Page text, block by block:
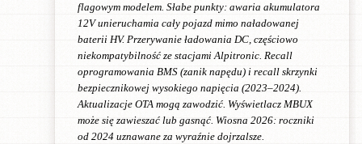
flagowym modelem. Słabe punkty: awaria akumulatora
12V unieruchamia cały pojazd mimo naładowanej
baterii HV. Przerywanie ładowania DC, częściowo
niekompatybilność ze stacjami Alpitronic. Recall
oprogramowania BMS (zanik napędu) i recall skrzynki
bezpiecznikowej wysokiego napięcia (2023–2024).
Aktualizacje OTA mogą zawodzić. Wyświetlacz MBUX
może się zawieszać lub gasnąć. Wiosna 2026: roczniki
od 2024 uznawane za wyraźnie dojrzalsze.